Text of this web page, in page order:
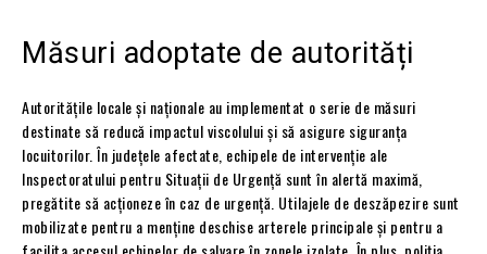
Măsuri adoptate de autorități
Autoritățile locale și naționale au implementat o serie de măsuri
destinate să reducă impactul viscolului și să asigure siguranța
locuitorilor. În județele afectate, echipele de intervenție ale
Inspectoratului pentru Situații de Urgență sunt în alertă maximă,
pregătite să acționeze în caz de urgență. Utilajele de deszăpezire sunt
mobilizate pentru a menține deschise arterele principale și pentru a